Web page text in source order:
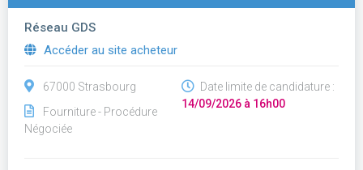
Réseau GDS
Accéder au site acheteur
67000 Strasbourg
Fourniture - Procédure
Négociée
Date limite de candidature :
14/09/2026 à 16h00